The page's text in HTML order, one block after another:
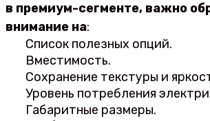
в премиум-сегменте, важно
внимание на:
Список полезных опций.
Вместимость.
Сохранение текстуры и
Уровень потребления
Габаритные размеры.